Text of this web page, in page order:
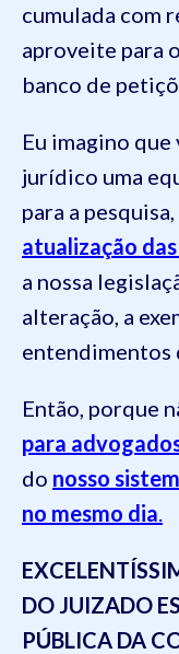
cumulada com
aproveite para
banco de
Eu imagino
jurídico uma
para a
atualização
a nossa
alteração, a
entendimentos
Então, porque
para
do nosso
no mesmo dia.
DO JUIZADO
PÚBLICA DA